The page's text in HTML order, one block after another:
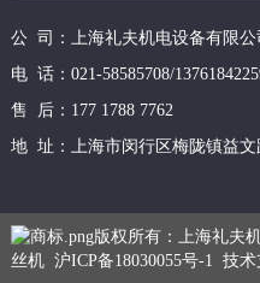
公 司：上海礼夫机电设备有限公
电 话：021-58585708/
售 后：177 1788 7762
地 址：上海市闵行区梅陇镇益文
版权所有：上海礼夫
丝机 沪ICP备18030055号-1 技术